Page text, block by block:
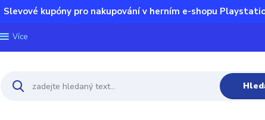
Slevové kupóny pro nakupování v herním e-shopu
Více